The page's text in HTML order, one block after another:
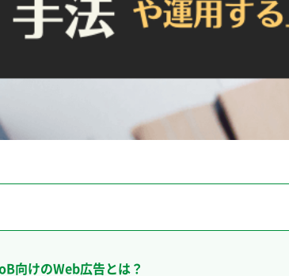
向けのWeb広告とは？